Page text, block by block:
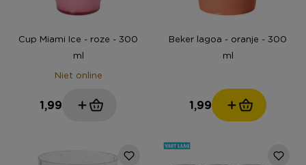
Cup Miami Ice - roze - 300
ml
Niet online
1,99
Beker lagoa - oranje - 300
ml
1,99